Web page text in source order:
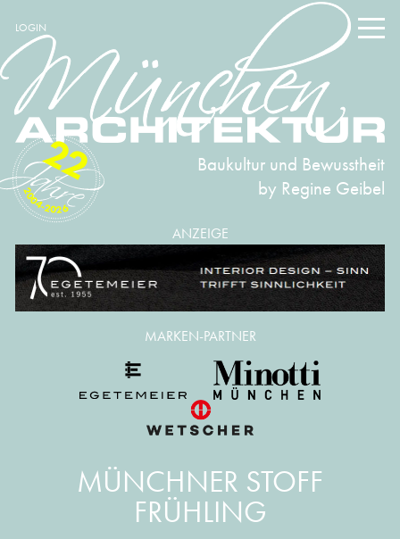
LOGIN
Baukultur und Bewusstheit
by Regine Geibel
2004-2026
22
ANZEIGE
MÜNCHNER STOFF
FRÜHLING